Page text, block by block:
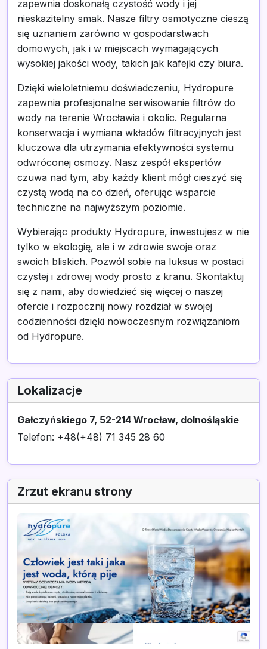
zapewnia doskonałą czystość wody i jej
nieskazitelny smak. Nasze filtry osmotyczne cieszą
się uznaniem zarówno w gospodarstwach
domowych, jak i w miejscach wymagających
wysokiej jakości wody, takich jak kafejki czy biura.
Dzięki wieloletniemu doświadczeniu, Hydropure
zapewnia profesjonalne serwisowanie filtrów do
wody na terenie Wrocławia i okolic. Regularna
konserwacja i wymiana wkładów filtracyjnych jest
kluczowa dla utrzymania efektywności systemu
odwróconej osmozy. Nasz zespół ekspertów
czuwa nad tym, aby każdy klient mógł cieszyć się
czystą wodą na co dzień, oferując wsparcie
techniczne na najwyższym poziomie.
Wybierając produkty Hydropure, inwestujesz w nie
tylko w ekologię, ale i w zdrowie swoje oraz
swoich bliskich. Pozwól sobie na luksus w postaci
czystej i zdrowej wody prosto z kranu. Skontaktuj
się z nami, aby dowiedzieć się więcej o naszej
ofercie i rozpocznij nowy rozdział w swojej
codzienności dzięki nowoczesnym rozwiązaniom
od Hydropure.
Lokalizacje
Gałczyńskiego 7, 52-214 Wrocław, dolnośląskie
Telefon: +48(+48) 71 345 28 60
Zrzut ekranu strony